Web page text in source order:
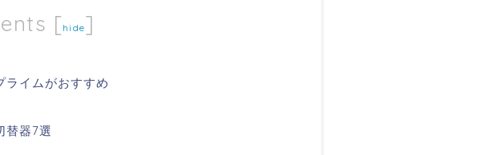
[ hide]
イムがおすすめ
替器7選